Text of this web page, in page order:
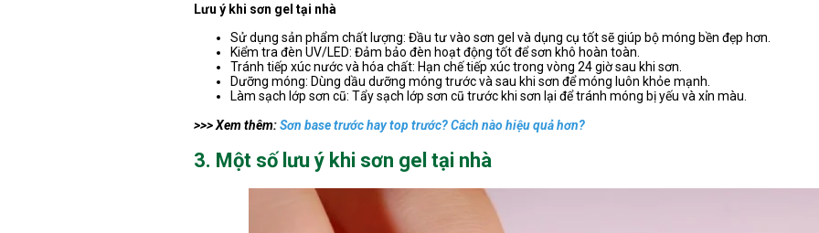
Lưu ý khi sơn gel tại nhà
Sử dụng sản phẩm chất lượng: Đầu tư vào sơn gel và dụng cụ tốt sẽ giúp bộ móng bền đẹp hơn.
Kiểm tra đèn UV/LED: Đảm bảo đèn hoạt động tốt để sơn khô hoàn toàn.
Tránh tiếp xúc nước và hóa chất: Hạn chế tiếp xúc trong vòng 24 giờ sau khi sơn.
Dưỡng móng: Dùng dầu dưỡng móng trước và sau khi sơn để móng luôn khỏe mạnh.
Làm sạch lớp sơn cũ: Tẩy sạch lớp sơn cũ trước khi sơn lại để tránh móng bị yếu và xỉn màu.
>>> Xem thêm:Sơn base trước hay top trước? Cách nào hiệu quả hơn?
3. Một số lưu ý khi sơn gel tại nhà